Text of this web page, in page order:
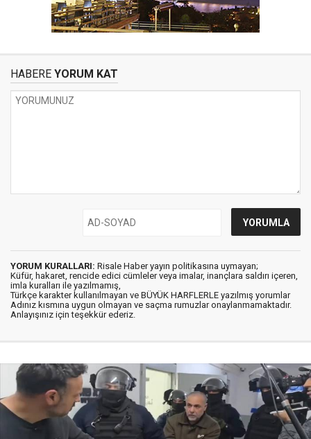
HABERE YORUM KAT
YORUM KURALLARI: Risale Haber yayın politikasına uymayan;
Küfür, hakaret, rencide edici cümleler veya imalar, inançlara saldırı içeren,
imla kuralları ile yazılmamış,
Türkçe karakter kullanılmayan ve BÜYÜK HARFLERLE yazılmış yorumlar
Adınız kısmına uygun olmayan ve saçma rumuzlar onaylanmamaktadır.
Anlayışınız için teşekkür ederiz.